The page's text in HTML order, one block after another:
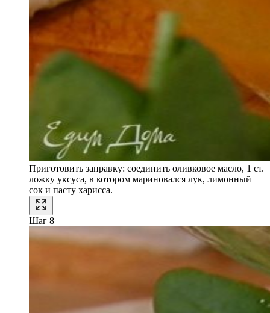
Приготовить заправку: соединить оливковое масло, 1 ст.
ложку уксуса, в котором мариновался лук, лимонный
сок и пасту харисса.
Шаг 8